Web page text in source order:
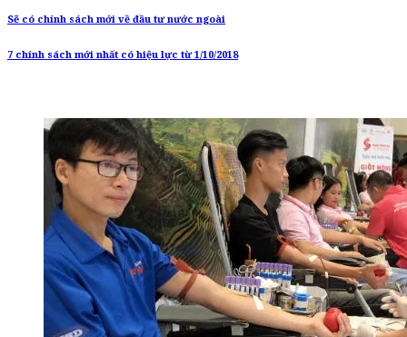
Sẽ có chính sách mới về đầu tư nước ngoài
7 chính sách mới nhất có hiệu lực từ 1/10/2018